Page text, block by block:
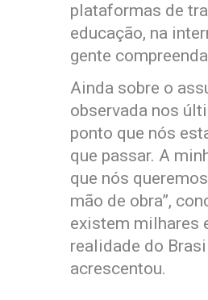
plataformas de
educação, na
gente
Ainda sobre o
observada nos
ponto que nós
que passar. A
que nós
mão de obra”,
existem milhares
realidade do
acrescentou.